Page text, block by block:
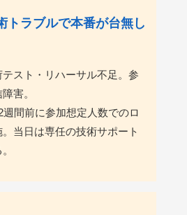
トラブルで本番が台無し
テスト・リハーサル不足。参
害。
週間前に参加想定人数でのロ
当日は専任の技術サポート